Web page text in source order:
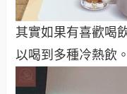
其實如果有喜歡喝
以喝到多種冷熱飲。